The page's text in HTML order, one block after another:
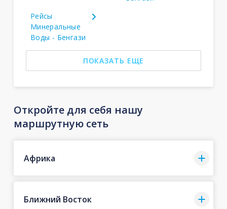
Рейсы
Минеральные
Воды - Бенгази
ПОКАЗАТЬ ЕЩЕ
Откройте для себя нашу
маршрутную сеть
Африка
Ближний Восток